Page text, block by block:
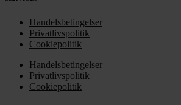
Handelsbetingelser
Privatlivspolitik
Cookiepolitik
Handelsbetingelser
Privatlivspolitik
Cookiepolitik